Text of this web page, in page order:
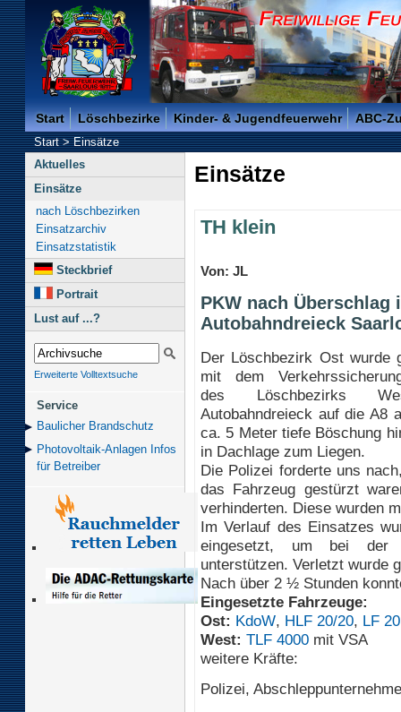
Freiwillige Feuerwehr der Kreisstadt Saarlouis -
Start Löschbezirke Kinder- & Jugendfeuerwehr ABC-
Start>Einsätze
Aktuelles
Einsätze
nach Löschbezirken
Einsatzarchiv
Einsatzstatistik
Steckbrief
Portrait
Lust auf ...?
Erweiterte Volltextsuche
Service
Baulicher Brand­schutz
Photovoltaik-Anlagen Infos
für Betreiber
Einsätze
TH klein
Von: JL
PKW nach
Autobahndreieck
Der Löschbezirk Ost wurde
mit dem
des Löschbezirks
Autobahndreieck auf die A8
ca. 5 Meter tiefe Böschung
in Dachlage zum Liegen.
Die Polizei forderte uns
das Fahrzeug gestürzt
verhinderten. Diese wurden
Im Verlauf des Einsatzes
eingesetzt, um bei der
unterstützen. Verletzt wurde
Nach über 2 ½ Stunden
Eingesetzte Fahrzeuge:
Ost: KdoW, HLF 20/20, LF 20
West: TLF 4000 mit VSA
weitere Kräfte:
Polizei,